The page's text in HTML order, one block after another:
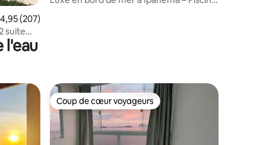
: 4,87 sur 5
moyenne sur la base de 207 commentaires : 4,95 sur 5
4,95 (207)
suite
l'eau
appréciés Coup de cœur voyageurs
Coup de cœur voyageurs